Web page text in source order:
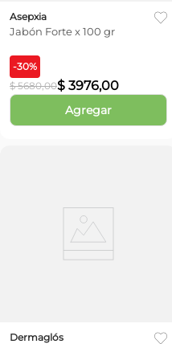
Asepxia
Jabón Forte x 100 gr
-30%
$ 5680,00$ 3976,00
Agregar
Dermaglós